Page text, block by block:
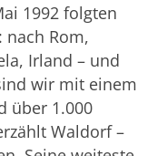
1992 folgten
nach Rom,
Irland – und
wir mit einem
über 1.000
Waldorf –